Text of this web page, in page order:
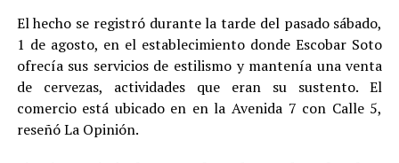
El hecho se registró durante la tarde del pasado sábado,
1 de agosto, en el establecimiento donde Escobar Soto
ofrecía sus servicios de estilismo y mantenía una venta
de cervezas, actividades que eran su sustento. El
comercio está ubicado en en la Avenida 7 con Calle 5,
reseñó La Opinión.